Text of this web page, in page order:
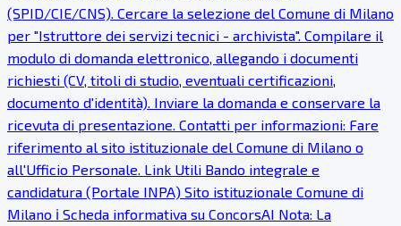
(SPID/CIE/CNS). Cercare la selezione del Comune di Milano
per "Istruttore dei servizi tecnici - archivista". Compilare il
modulo di domanda elettronico, allegando i documenti
richiesti (CV, titoli di studio, eventuali certificazioni,
documento d'identità). Inviare la domanda e conservare la
ricevuta di presentazione. Contatti per informazioni: Fare
riferimento al sito istituzionale del Comune di Milano o
all'Ufficio Personale. Link Utili Bando integrale e
candidatura (Portale INPA) Sito istituzionale Comune di
Milano ℹ Scheda informativa su ConcorsAI Nota: La